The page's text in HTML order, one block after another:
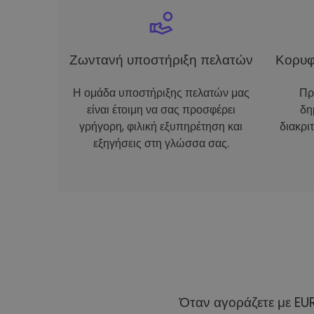
Ζωντανή υποστήριξη πελατών
Η ομάδα υποστήριξης πελατών μας
είναι έτοιμη να σας προσφέρει
γρήγορη, φιλική εξυπηρέτηση και
εξηγήσεις στη γλώσσα σας.
Όταν αγοράζετε με